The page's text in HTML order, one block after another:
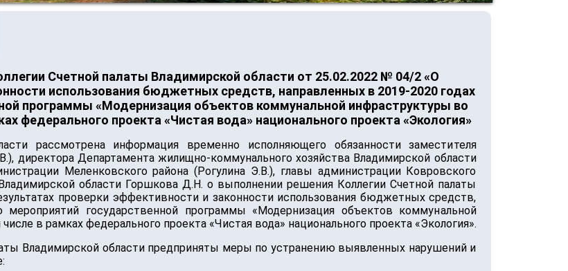
Счетной палаты Владимирской области от 25.02.2022 № 04/2 «О
использования бюджетных средств, направленных в 2019-2020 годах
программы «Модернизация объектов коммунальной инфраструктуры во
федерального проекта «Чистая вода» национального проекта «Экология»
рассмотрена информация временно исполняющего обязанности заместителя
директора Департамента жилищно-коммунального хозяйства Владимирской области
Меленковского района (Рогулина Э.В.), главы администрации Ковровского
области Горшкова Д.Н. о выполнении решения Коллегии Счетной палаты
проверки эффективности и законности использования бюджетных средств,
государственной программы «Модернизация объектов коммунальной
в рамках федерального проекта «Чистая вода» национального проекта «Экология».
Владимирской области предприняты меры по устранению выявленных нарушений и